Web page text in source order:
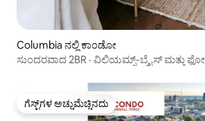
Columbia ನಲ್ಲಿ ಕಾಂಡೋ
ಸುಂದರವಾದ 2BR · ವಿಲಿಯಮ್ಸ್-ಬ್ರೈಸ್ ಮತ್ತು
ಗೆಸ್ಟ್‌ಗಳ ಅಚ್ಚುಮೆಚ್ಚಿನದು
ಗೆಸ್ಟ್‌ಗಳ ಅಚ್ಚುಮೆಚ್ಚಿನದು